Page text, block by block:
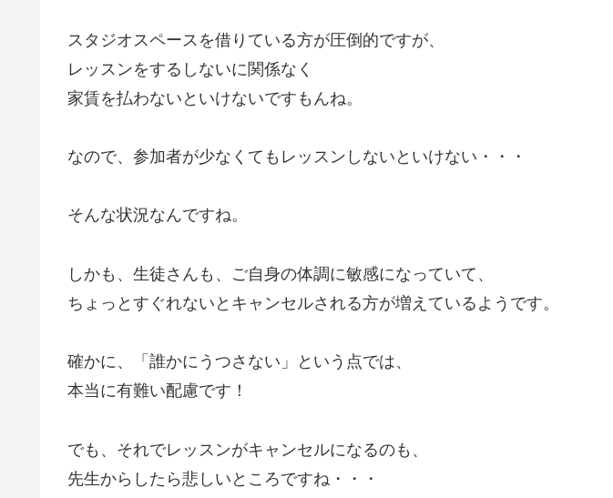
スタジオスペースを借りている方が圧倒的ですが、
レッスンをするしないに関係なく
家賃を払わないといけないですもんね。
なので、参加者が少なくてもレッスンしないといけない・・・
そんな状況なんですね。
しかも、生徒さんも、ご自身の体調に敏感になっていて、
ちょっとすぐれないとキャンセルされる方が増えているようです。
確かに、「誰かにうつさない」という点では、
本当に有難い配慮です！
でも、それでレッスンがキャンセルになるのも、
先生からしたら悲しいところですね・・・